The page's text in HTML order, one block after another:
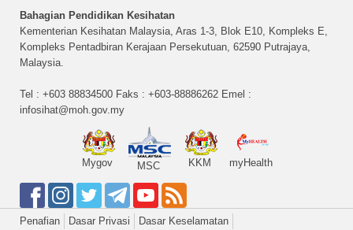
Bahagian Pendidikan Kesihatan
Kementerian Kesihatan Malaysia, Aras 1-3, Blok E10, Kompleks E,
Kompleks Pentadbiran Kerajaan Persekutuan, 62590 Putrajaya,
Malaysia.
Tel : +603 88834500 Faks : +603-88886262 Emel :
infosihat@moh.gov.my
Mygov MSC KKM myHealth
Penafian Dasar Privasi
Dasar Keselamatan